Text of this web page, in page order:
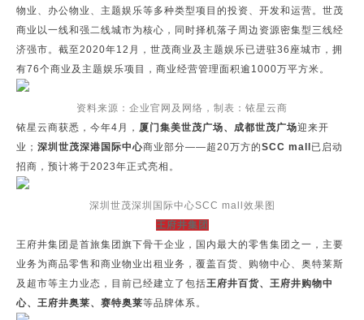
物业、办公物业、主题娱乐等多种类型项目的投资、开发和运营。世茂
商业以一线和强二线城市为核心，同时择机落子周边资源密集型三线经
济强市。截至2020年12月，世茂商业及主题娱乐已进驻36座城市，拥
有76个商业及主题娱乐项目，商业经营管理面积逾1000万平方米。
资料来源：企业官网及网络，制表：铱星云商
铱星云商获悉，今年4月， 厦门集美世茂广场、成都世茂广场迎来开
业； 深圳世茂深港国际中心商业部分——超20万方的SCC mall 已启动
招商，预计将于2023年正式亮相。
深圳世茂深圳国际中心SCC mall效果图
王府井集团
王府井集团是首旅集团旗下骨干企业，国内最大的零售集团之一，主要
业务为商品零售和商业物业出租业务，覆盖百货、购物中心、奥特莱斯
及超市等主力业态，目前已经建立了包括王府井百货、王府井购物中
心、王府井奥莱、赛特奥莱等品牌体系。